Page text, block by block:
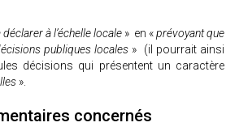
à l’échelle locale » en «prévoyant que
publiques locales » (il pourrait ainsi
décisions qui présentent un caractère
».
concernés